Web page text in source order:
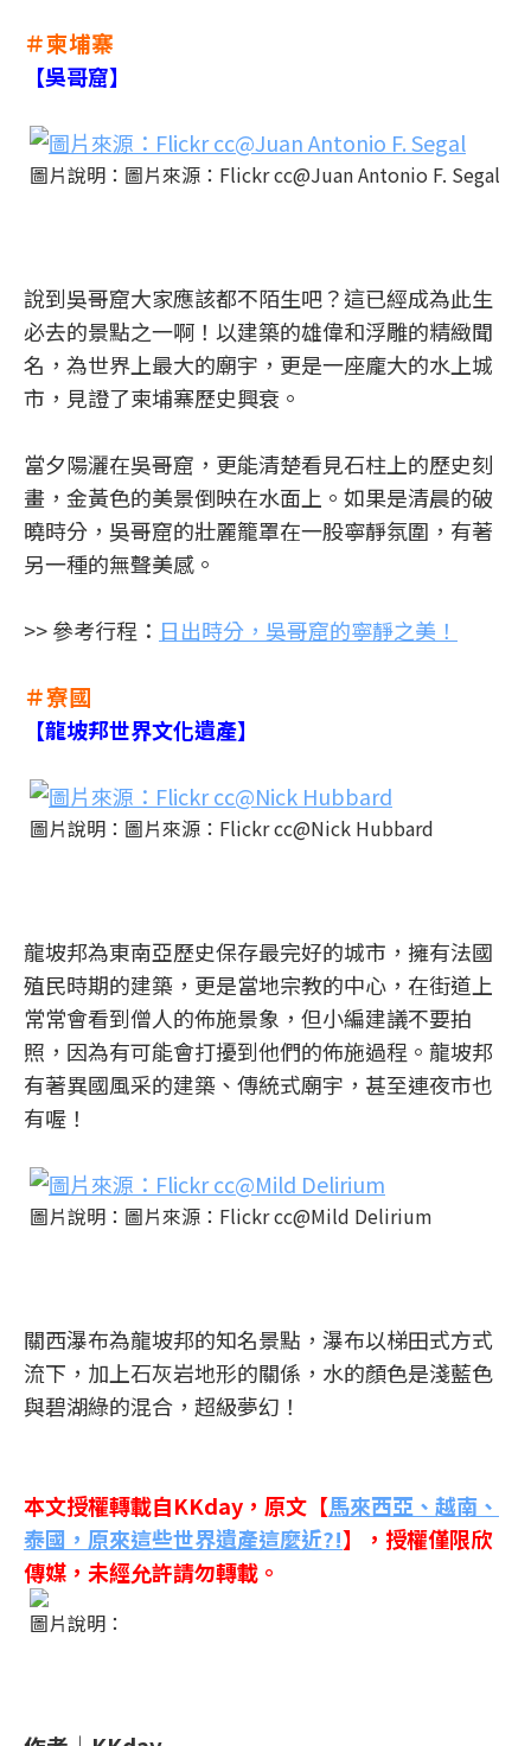
＃柬埔寨
【吳哥窟】
圖片說明：圖片來源：Flickr cc@Juan Antonio F. Segal
說到吳哥窟大家應該都不陌生吧？這已經成為此生
必去的景點之一啊！以建築的雄偉和浮雕的精緻聞
名，為世界上最大的廟宇，更是一座龐大的水上城
市，見證了柬埔寨歷史興衰。
當夕陽灑在吳哥窟，更能清楚看見石柱上的歷史刻
畫，金黃色的美景倒映在水面上。如果是清晨的破
曉時分，吳哥窟的壯麗籠罩在一股寧靜氛圍，有著
另一種的無聲美感。
>> 參考行程： 日出時分，吳哥窟的寧靜之美！
＃寮國
【龍坡邦世界文化遺產】
圖片說明：圖片來源：Flickr cc@Nick Hubbard
龍坡邦為東南亞歷史保存最完好的城市，擁有法國
殖民時期的建築，更是當地宗教的中心，在街道上
常常會看到僧人的佈施景象，但小編建議不要拍
照，因為有可能會打擾到他們的佈施過程。龍坡邦
有著異國風采的建築、傳統式廟宇，甚至連夜市也
有喔！
圖片說明：圖片來源：Flickr cc@Mild Delirium
關西瀑布為龍坡邦的知名景點，瀑布以梯田式方式
流下，加上石灰岩地形的關係，水的顏色是淺藍色
與碧湖綠的混合，超級夢幻！
本文授權轉載自KKday，原文【馬來西亞、越南、
泰國，原來這些世界遺產這麼近?!】，授權僅限欣
傳媒，未經允許請勿轉載。
圖片說明：